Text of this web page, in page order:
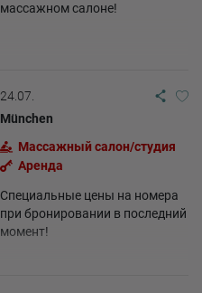
массажном салоне!
24.07.
München
Массажный салон/студия
Аренда
Специальные цены на номера
при бронировании в последний
момент!